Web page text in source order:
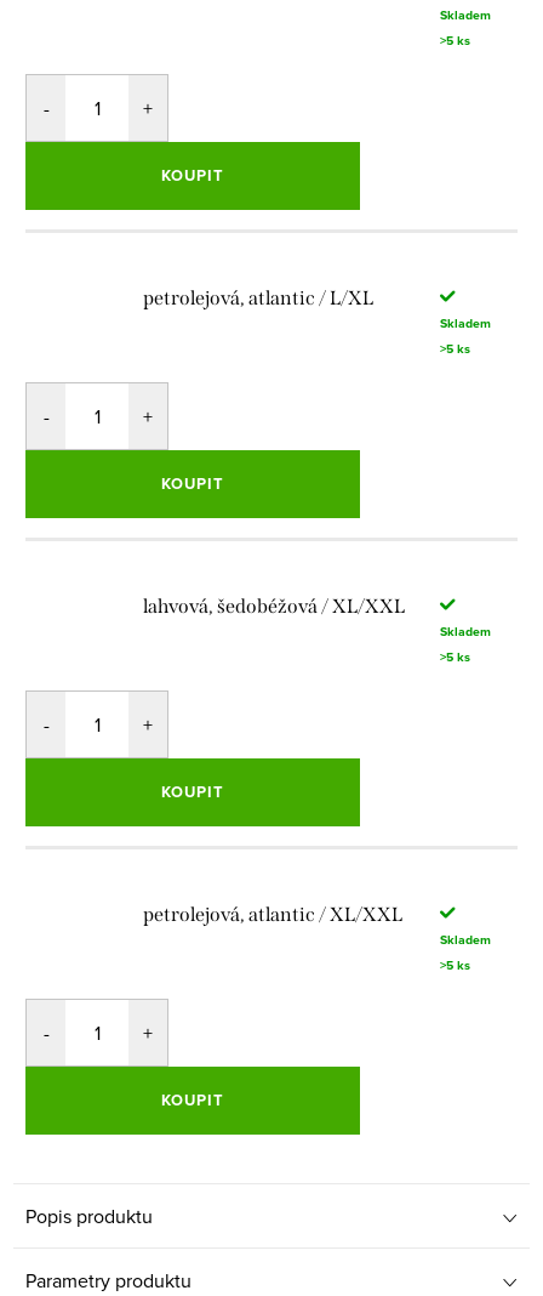
Skladem
>5 ks
KOUPIT
petrolejová, atlantic / L/XL
Skladem
>5 ks
KOUPIT
lahvová, šedobéžová / XL/XXL
Skladem
>5 ks
KOUPIT
petrolejová, atlantic / XL/XXL
Skladem
>5 ks
KOUPIT
Popis produktu
Parametry produktu